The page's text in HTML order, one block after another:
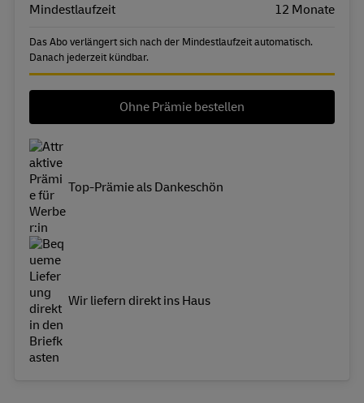
Mindestlaufzeit 12 Monate
Das Abo verlängert sich nach der Mindestlaufzeit automatisch.
Danach jederzeit kündbar.
Ohne Prämie bestellen
Top-Prämie als Dankeschön
Wir liefern direkt ins Haus